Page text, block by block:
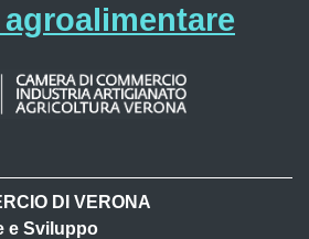
DI VERONA
e Sviluppo